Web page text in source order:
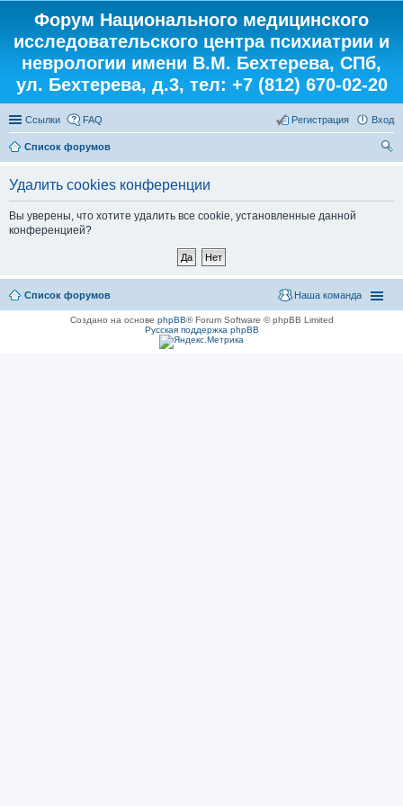
Форум Национального медицинского
исследовательского центра психиатрии и
неврологии имени В.М. Бехтерева, СПб,
ул. Бехтерева, д.3, тел: +7 (812) 670-02-20
Ссылки FAQ Вход
Регистрация
Список форумов
Удалить cookies конференции
Вы уверены, что хотите удалить все cookie, установленные данной
конференцией?
Список форумов Наша команда
Создано на основе phpBB® Forum Software © phpBB Limited
Русская поддержка phpBB